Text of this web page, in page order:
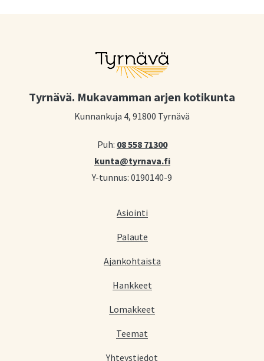
Tyrnävä. Mukavamman arjen kotikunta
Kunnankuja 4, 91800 Tyrnävä
Puh: 08 558 71300
kunta@tyrnava.fi
Y-tunnus: 0190140-9
Asiointi
Palaute
Ajankohtaista
Hankkeet
Lomakkeet
Teemat
Yhteystiedot